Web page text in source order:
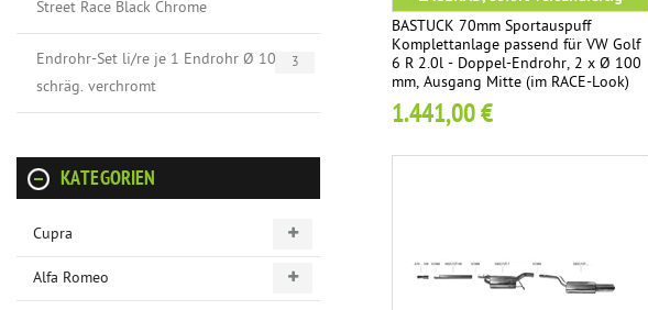
Street Race Black Chrome
Endrohr-Set li/re je 1 Endrohr Ø 102 mm
schräg. verchromt
3
KATEGORIEN
Cupra
Alfa Romeo
BASTUCK 70mm Sportauspuff
Komplettanlage passend für VW Golf
6 R 2.0l - Doppel-Endrohr, 2 x Ø 100
mm, Ausgang Mitte (im RACE-Look)
1.441,00 €